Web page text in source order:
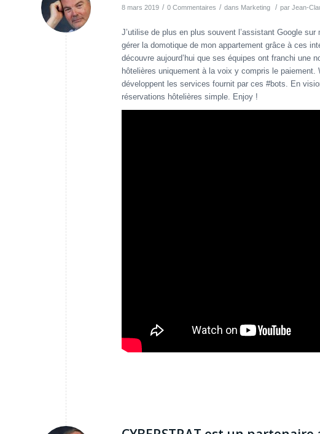
8 mars 2019 / 0 Commentaires / dans Marketing / par Jean-
J’utilise de plus en plus souvent l’assistant Google
gérer la domotique de mon appartement grâce à ces
découvre aujourd’hui que ses équipes ont franchi une
hôtelières uniquement à la voix y compris le
développent les services fournit par ces #bots. En
réservations hôtelières simple. Enjoy !